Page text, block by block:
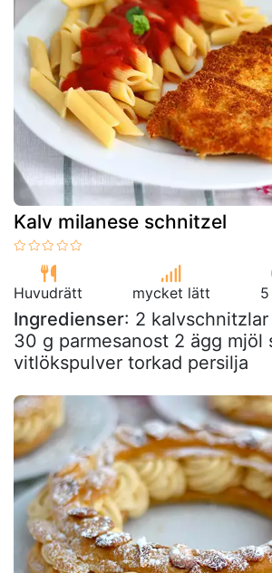
Kalv milanese schnitzel
Huvudrätt mycket lätt
Ingredienser: 2
30 g parmesanost 2 ägg mjöl
vitlökspulver torkad persilja